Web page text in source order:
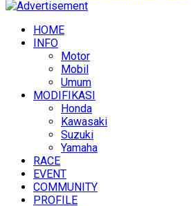
HOME
INFO
Motor
Mobil
Umum
MODIFIKASI
Honda
Kawasaki
Suzuki
Yamaha
RACE
EVENT
COMMUNITY
PROFILE